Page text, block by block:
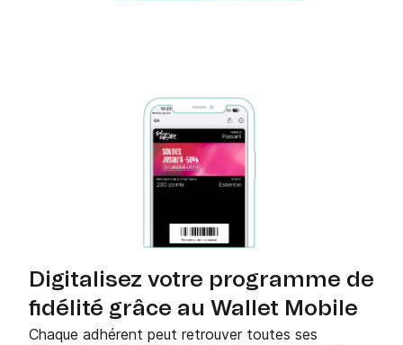
Digitalisez votre programme de
fidélité grâce au Wallet Mobile
Chaque adhérent peut retrouver toutes ses